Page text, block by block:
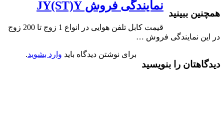
همچنین ببینید
نمایندگی فروش JY(ST)Y
قیمت کابل تلفن هوایی در انواع 1 زوج تا 200 زوج
در این نمایندگی فروش …
دیدگاهتان را بنویسید
برای نوشتن دیدگاه باید وارد بشوید.